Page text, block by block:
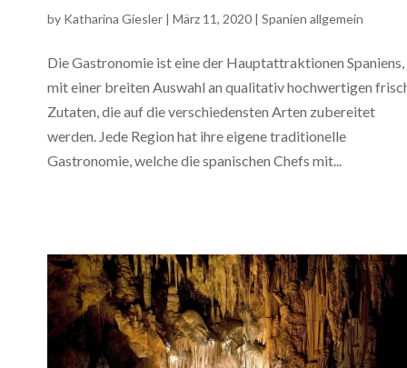
by Katharina Giesler | März 11, 2020 | Spanien allgemein
Die Gastronomie ist eine der Hauptattraktionen Spaniens,
mit einer breiten Auswahl an qualitativ hochwertigen
Zutaten, die auf die verschiedensten Arten zubereitet
werden. Jede Region hat ihre eigene traditionelle
Gastronomie, welche die spanischen Chefs mit...